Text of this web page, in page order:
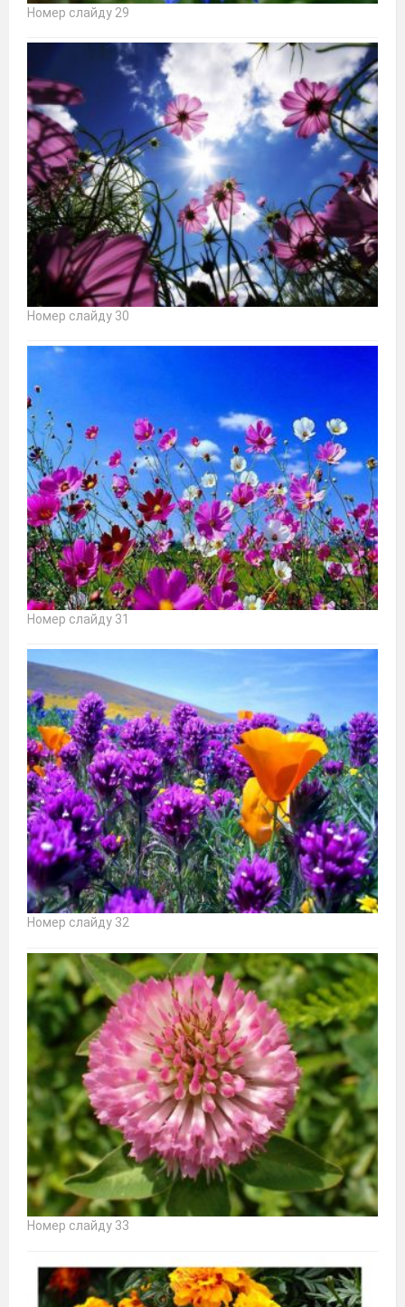
Номер слайду 29
Номер слайду 30
Номер слайду 31
Номер слайду 32
Номер слайду 33